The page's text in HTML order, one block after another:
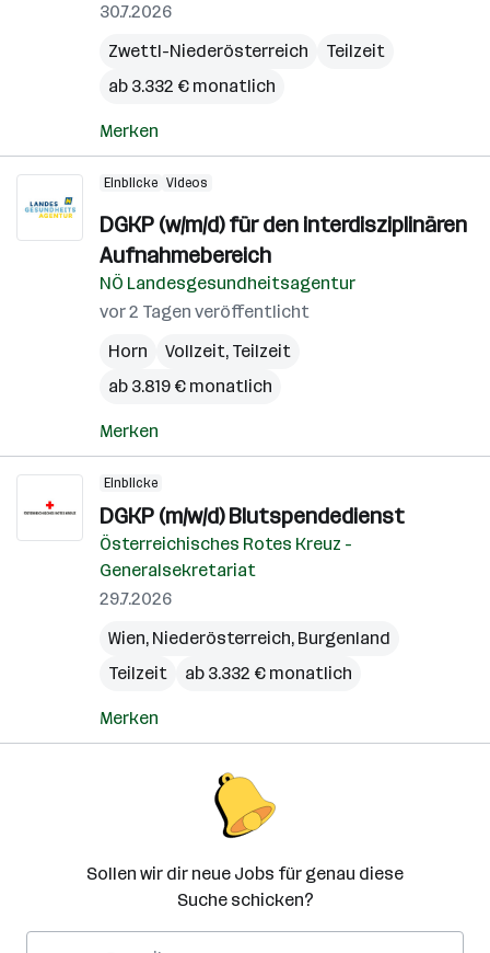
30.7.2026
Zwettl-Niederösterreich
Teilzeit
ab 3.332 € monatlich
Merken
Einblicke Videos
DGKP (w/m/d) für den interdisziplinären
Aufnahmebereich
NÖ Landesgesundheitsagentur
vor 2 Tagen veröffentlicht
Horn
Vollzeit, Teilzeit
ab 3.819 € monatlich
Merken
Einblicke
DGKP (m/w/d) Blutspendedienst
Österreichisches Rotes Kreuz -
Generalsekretariat
29.7.2026
Wien, Niederösterreich, Burgenland
Teilzeit
ab 3.332 € monatlich
Merken
Sollen wir dir neue Jobs für genau diese
Suche schicken?